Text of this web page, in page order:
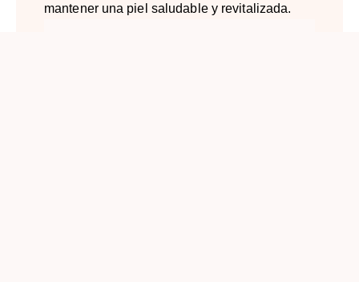
mantener una piel saludable y revitalizada.